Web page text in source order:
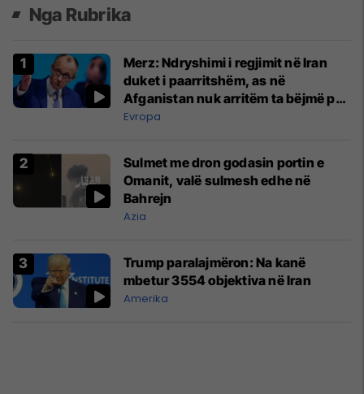
Nga Rubrika
Merz: Ndryshimi i regjimit në Iran
duket i paarritshëm, as në
Afganistan nuk arritëm ta bëjmë për
20 vjet
Evropa
Sulmet me dron godasin portin e
Omanit, valë sulmesh edhe në
Bahrejn
Azia
Trump paralajmëron: Na kanë
mbetur 3554 objektiva në Iran
Amerika